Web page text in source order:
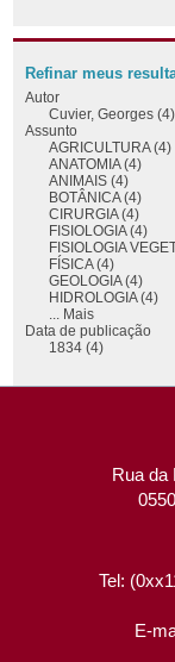
Refinar meus
Autor
Cuvier, Georges (4)
Assunto
AGRICULTURA (4)
ANATOMIA (4)
ANIMAIS (4)
BOTÂNICA (4)
CIRURGIA (4)
FISIOLOGIA (4)
FISIOLOGIA
FÍSICA (4)
GEOLOGIA (4)
HIDROLOGIA (4)
... Mais
Data de publicação
1834 (4)
Rua da
Tel:
E-